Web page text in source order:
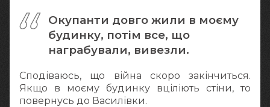
Окупанти довго жили в моєму
будинку, потім все, що
награбували, вивезли.
Сподіваюсь, що війна скоро закінчиться.
Якщо в моєму будинку вціліють стіни, то
повернусь до Василівки.